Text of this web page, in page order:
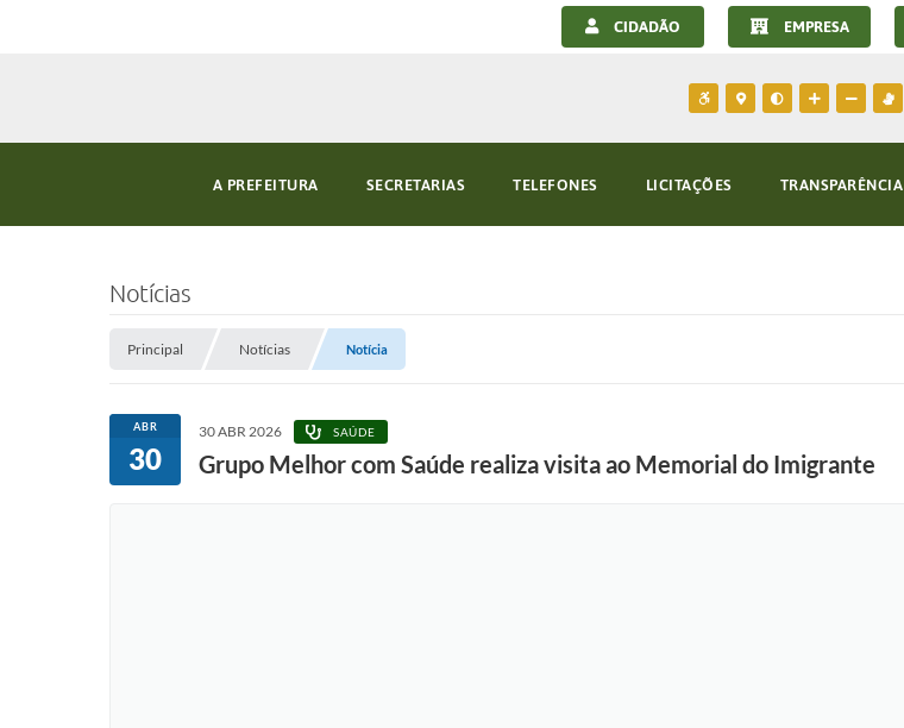
CIDADÃO EMPRESA
A PREFEITURA SECRETARIAS TELEFONES LICITAÇÕES TRANSPARÊNCIA
Notícias
Principal Notícias Notícia
ABR
30
30 ABR 2026 SAÚDE
Grupo Melhor com Saúde realiza visita ao Memorial do Imigrante